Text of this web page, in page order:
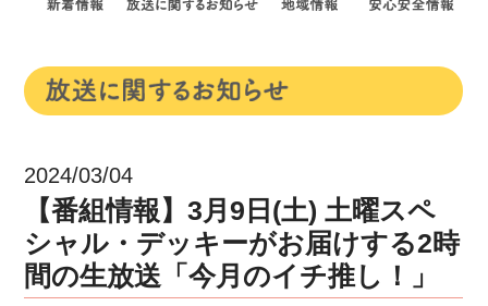
2024/03/04
【番組情報】3月9日(土) 土曜スペ
シャル・デッキーがお届けする2時
間の生放送「今月のイチ推し！」